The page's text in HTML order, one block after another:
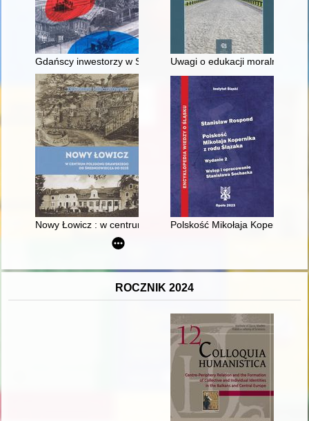
Gdańscy inwestorzy w Sopocie : prestiż finansowy i
Uwagi o edukacji moralnej
Nowy Łowicz : w centrum poligonu drawskiego od
Polskość Mikołaja Kopernika z
ROCZNIK 2024